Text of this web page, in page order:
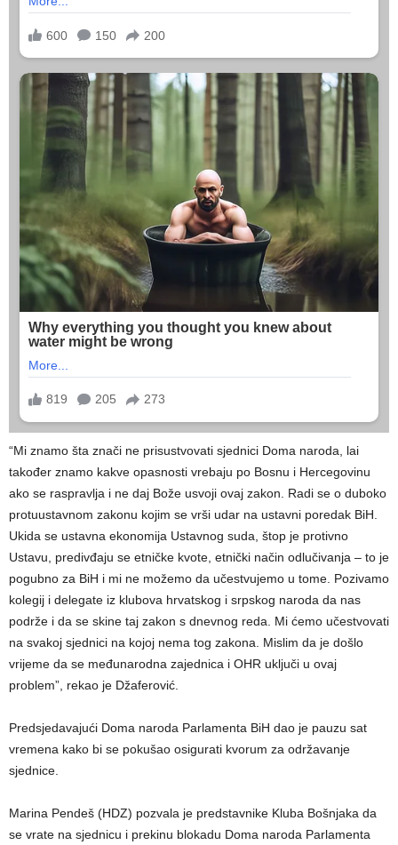
“Mi znamo šta znači ne prisustvovati sjednici Doma naroda, lai
također znamo kakve opasnosti vrebaju po Bosnu i Hercegovinu
ako se raspravlja i ne daj Bože usvoji ovaj zakon. Radi se o duboko
protuustavnom zakonu kojim se vrši udar na ustavni poredak BiH.
Ukida se ustavna ekonomija Ustavnog suda, štop je protivno
Ustavu, predivđaju se etničke kvote, etnički način odlučivanja – to je
pogubno za BiH i mi ne možemo da učestvujemo u tome. Pozivamo
kolegij i delegate iz klubova hrvatskog i srpskog naroda da nas
podrže i da se skine taj zakon s dnevnog reda. Mi ćemo učestvovati
na svakoj sjednici na kojoj nema tog zakona. Mislim da je došlo
vrijeme da se međunarodna zajednica i OHR uključi u ovaj
problem”, rekao je Džaferović.
Predsjedavajući Doma naroda Parlamenta BiH dao je pauzu sat
vremena kako bi se pokušao osigurati kvorum za održavanje
sjednice.
Marina Pendeš (HDZ) pozvala je predstavnike Kluba Bošnjaka da
se vrate na sjednicu i prekinu blokadu Doma naroda Parlamenta